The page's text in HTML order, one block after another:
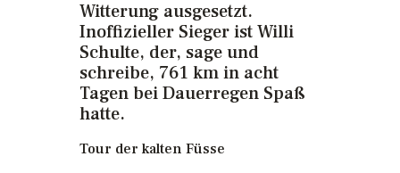
Witterung ausgesetzt.
Inoffizieller Sieger ist Willi
Schulte, der, sage und
schreibe, 761 km in acht
Tagen bei Dauerregen Spaß
hatte.
Tour der kalten Füsse